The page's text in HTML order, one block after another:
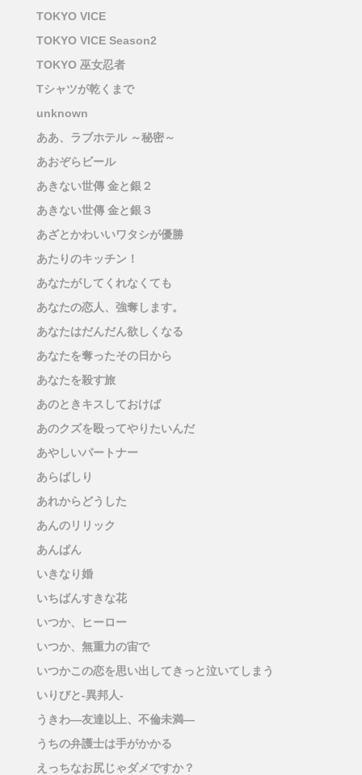
TOKYO VICE
TOKYO VICE Season2
TOKYO 巫女忍者
Tシャツが乾くまで
unknown
ああ、ラブホテル ～秘密～
あおぞらビール
あきない世傳 金と銀２
あきない世傳 金と銀３
あざとかわいいワタシが優勝
あたりのキッチン！
あなたがしてくれなくても
あなたの恋人、強奪します。
あなたはだんだん欲しくなる
あなたを奪ったその日から
あなたを殺す旅
あのときキスしておけば
あのクズを殴ってやりたいんだ
あやしいパートナー
あらばしり
あれからどうした
あんのリリック
あんぱん
いきなり婚
いちばんすきな花
いつか、ヒーロー
いつか、無重力の宙で
いつかこの恋を思い出してきっと泣いてしまう
いりびと-異邦人-
うきわ―友達以上、不倫未満―
うちの弁護士は手がかかる
えっちなお尻じゃダメですか？